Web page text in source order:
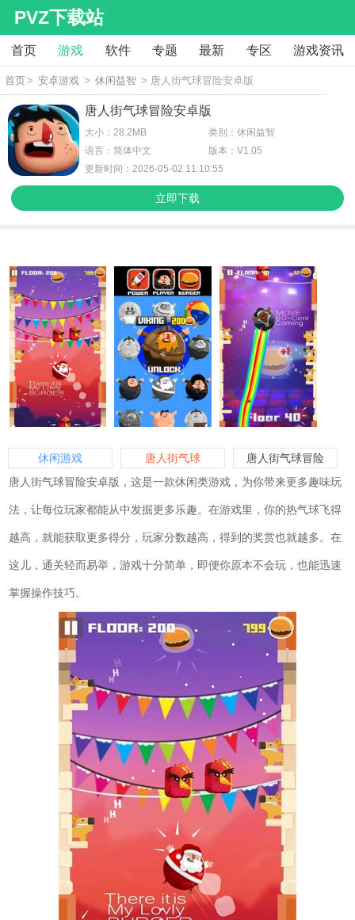
PVZ下载站
首页 游戏 软件 专题 最新 专区 游戏资讯
首页> 安卓游戏 > 休闲益智 > 唐人街气球冒险安卓版
唐人街气球冒险安卓版
大小：28.2MB
类别：休闲益智
语言：简体中文
版本：V1.05
更新时间：2026-05-02 11:10:55
立即下载
休闲游戏 唐人街气球
唐人街气球冒险
唐人街气球冒险安卓版，这是一款休闲类游戏，为你带来更多趣味玩
法，让每位玩家都能从中发掘更多乐趣。在游戏里，你的热气球飞得
越高，就能获取更多得分，玩家分数越高，得到的奖赏也就越多。在
这儿，通关轻而易举，游戏十分简单，即便你原本不会玩，也能迅速
掌握操作技巧。